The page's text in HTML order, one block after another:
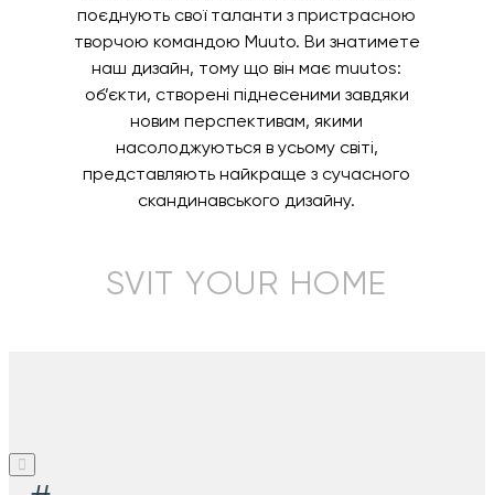
поєднують свої таланти з пристрасною
творчою командою Muuto. Ви знатимете
наш дизайн, тому що він має muutos:
об’єкти, створені піднесеними завдяки
новим перспективам, якими
насолоджуються в усьому світі,
представляють найкраще з сучасного
скандинавського дизайну.
SVIT YOUR HOME